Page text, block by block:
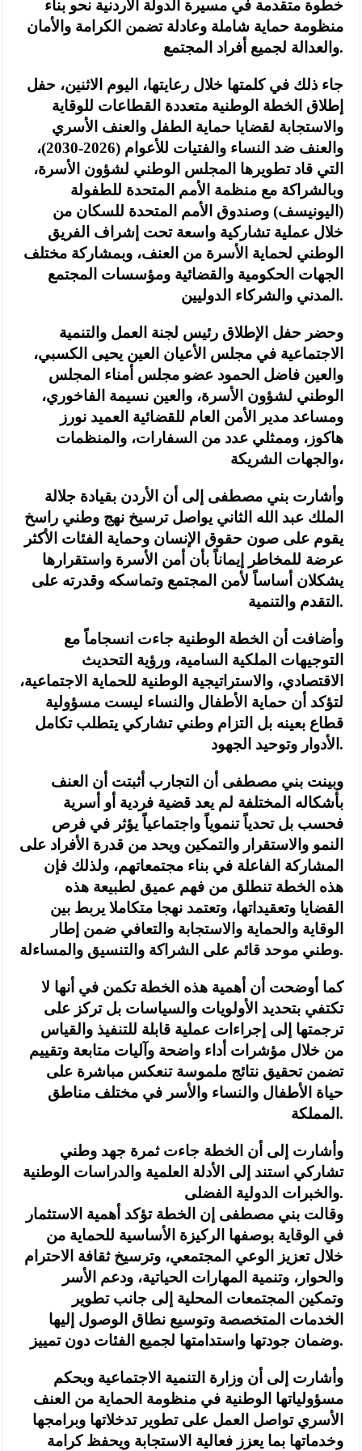
خطوة متقدمة في مسيرة الدولة الأردنية نحو بناء
منظومة حماية شاملة وعادلة تضمن الكرامة والأمان
والعدالة لجميع أفراد المجتمع.
جاء ذلك في كلمتها خلال رعايتها، اليوم الاثنين، حفل
إطلاق الخطة الوطنية متعددة القطاعات للوقاية
والاستجابة لقضايا حماية الطفل والعنف الأسري
والعنف ضد النساء والفتيات للأعوام (2026-2030)،
التي قاد تطويرها المجلس الوطني لشؤون الأسرة،
وبالشراكة مع منظمة الأمم المتحدة للطفولة
(اليونيسف) وصندوق الأمم المتحدة للسكان من
خلال عملية تشاركية واسعة تحت إشراف الفريق
الوطني لحماية الأسرة من العنف، وبمشاركة مختلف
الجهات الحكومية والقضائية ومؤسسات المجتمع
المدني والشركاء الدوليين.
وحضر حفل الإطلاق رئيس لجنة العمل والتنمية
الاجتماعية في مجلس الأعيان العين يحيى الكسبي،
والعين فاضل الحمود عضو مجلس أمناء المجلس
الوطني لشؤون الأسرة، والعين نسيمة الفاخوري،
ومساعد مدير الأمن العام للقضائية العميد نورز
هاكوز، وممثلي عدد من السفارات، والمنظمات
والجهات الشريكة،
وأشارت بني مصطفى إلى أن الأردن بقيادة جلالة
الملك عبد الله الثاني يواصل ترسيخ نهج وطني راسخ
يقوم على صون حقوق الإنسان وحماية الفئات الأكثر
عرضة للمخاطر إيماناً بأن أمن الأسرة واستقرارها
يشكلان أساساً لأمن المجتمع وتماسكه وقدرته على
التقدم والتنمية.
وأضافت أن الخطة الوطنية جاءت انسجاماً مع
التوجيهات الملكية السامية، ورؤية التحديث
الاقتصادي، والاستراتيجية الوطنية للحماية الاجتماعية،
لتؤكد أن حماية الأطفال والنساء ليست مسؤولية
قطاع بعينه بل التزام وطني تشاركي يتطلب تكامل
الأدوار وتوحيد الجهود.
وبينت بني مصطفى أن التجارب أثبتت أن العنف
بأشكاله المختلفة لم يعد قضية فردية أو أسرية
فحسب بل تحدياً تنموياً واجتماعياً يؤثر في فرص
النمو والاستقرار والتمكين ويحد من قدرة الأفراد على
المشاركة الفاعلة في بناء مجتمعاتهم، ولذلك فإن
هذه الخطة تنطلق من فهم عميق لطبيعة هذه
القضايا وتعقيداتها، وتعتمد نهجا متكاملا يربط بين
الوقاية والحماية والاستجابة والتعافي ضمن إطار
وطني موحد قائم على الشراكة والتنسيق والمساءلة.
كما أوضحت أن أهمية هذه الخطة تكمن في أنها لا
تكتفي بتحديد الأولويات والسياسات بل تركز على
ترجمتها إلى إجراءات عملية قابلة للتنفيذ والقياس
من خلال مؤشرات أداء واضحة وآليات متابعة وتقييم
تضمن تحقيق نتائج ملموسة تنعكس مباشرة على
حياة الأطفال والنساء والأسر في مختلف مناطق
المملكة.
وأشارت إلى أن الخطة جاءت ثمرة جهد وطني
تشاركي استند إلى الأدلة العلمية والدراسات الوطنية
والخبرات الدولية الفضلى.
في الوقاية بوصفها الركيزة الأساسية للحماية من
خلال تعزيز الوعي المجتمعي، وترسيخ ثقافة الاحترام
والحوار، وتنمية المهارات الحياتية، ودعم الأسر
وتمكين المجتمعات المحلية إلى جانب تطوير
الخدمات المتخصصة وتوسيع نطاق الوصول إليها
وضمان جودتها واستدامتها لجميع الفئات دون تمييز.
وأشارت إلى أن وزارة التنمية الاجتماعية وبحكم
مسؤولياتها الوطنية في منظومة الحماية من العنف
الأسري تواصل العمل على تطوير تدخلاتها وبرامجها
وخدماتها بما يعزز فعالية الاستجابة ويحفظ كرامة